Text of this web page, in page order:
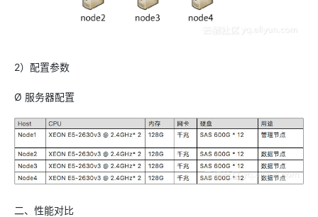
2）配置参数
Ø 服务器配置
二、性能对比